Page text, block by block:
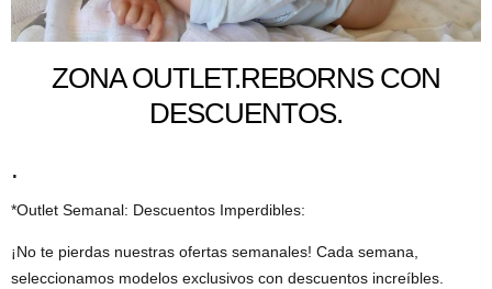
ZONA OUTLET.REBORNS CON
DESCUENTOS.
.
*Outlet Semanal: Descuentos Imperdibles:
¡No te pierdas nuestras ofertas semanales! Cada semana,
seleccionamos modelos exclusivos con descuentos increíbles.